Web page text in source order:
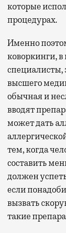
которые
процедурах.
Именно
коворкинги,
высшего
обычная и
вводят
может дать
тем, когда
составить
должен
если
вызвать
такие